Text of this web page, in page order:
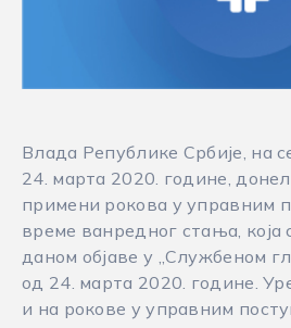
Влада Републике Србије, на
24. марта 2020. године,
примени рокова у управним
време ванредног стања, која
даном објаве у „Службеном
од 24. марта 2020. године.
и на рокове у управним